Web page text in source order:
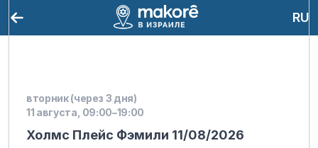
RU
вторник (через 3 дня)
11 августа, 09:00–19:00
Холмс Плейс Фэмили 11/08/2026